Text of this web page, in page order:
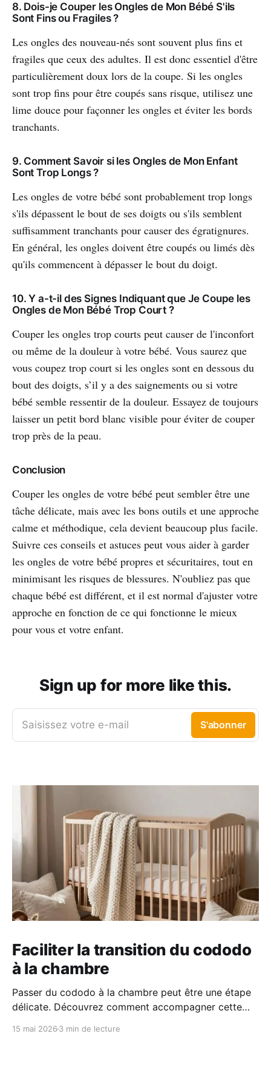
8. Dois-je Couper les Ongles de Mon Bébé S'ils
Sont Fins ou Fragiles ?
Les ongles des nouveau-nés sont souvent plus fins et
fragiles que ceux des adultes. Il est donc essentiel d'être
particulièrement doux lors de la coupe. Si les ongles
sont trop fins pour être coupés sans risque, utilisez une
lime douce pour façonner les ongles et éviter les bords
tranchants.
9. Comment Savoir si les Ongles de Mon Enfant
Sont Trop Longs ?
Les ongles de votre bébé sont probablement trop longs
s'ils dépassent le bout de ses doigts ou s'ils semblent
suffisamment tranchants pour causer des égratignures.
En général, les ongles doivent être coupés ou limés dès
qu'ils commencent à dépasser le bout du doigt.
10. Y a-t-il des Signes Indiquant que Je Coupe les
Ongles de Mon Bébé Trop Court ?
Couper les ongles trop courts peut causer de l'inconfort
ou même de la douleur à votre bébé. Vous saurez que
vous coupez trop court si les ongles sont en dessous du
bout des doigts, s’il y a des saignements ou si votre
bébé semble ressentir de la douleur. Essayez de toujours
laisser un petit bord blanc visible pour éviter de couper
trop près de la peau.
Conclusion
Couper les ongles de votre bébé peut sembler être une
tâche délicate, mais avec les bons outils et une approche
calme et méthodique, cela devient beaucoup plus facile.
Suivre ces conseils et astuces peut vous aider à garder
les ongles de votre bébé propres et sécuritaires, tout en
minimisant les risques de blessures. N'oubliez pas que
chaque bébé est différent, et il est normal d'ajuster votre
approche en fonction de ce qui fonctionne le mieux
pour vous et votre enfant.
Sign up for more like this.
Saisissez votre e-mail S'abonner
Faciliter la transition du cododo
à la chambre
Passer du cododo à la chambre peut être une étape
délicate. Découvrez comment accompagner cette
15 mai 2026 3 min de lecture